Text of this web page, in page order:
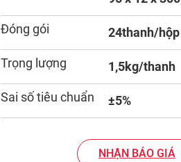
Đóng gói 24thanh/hộp
Trọng lượng 1,5kg/thanh
Sai số tiêu chuẩn ±5%
NHẬN BÁO GIÁ